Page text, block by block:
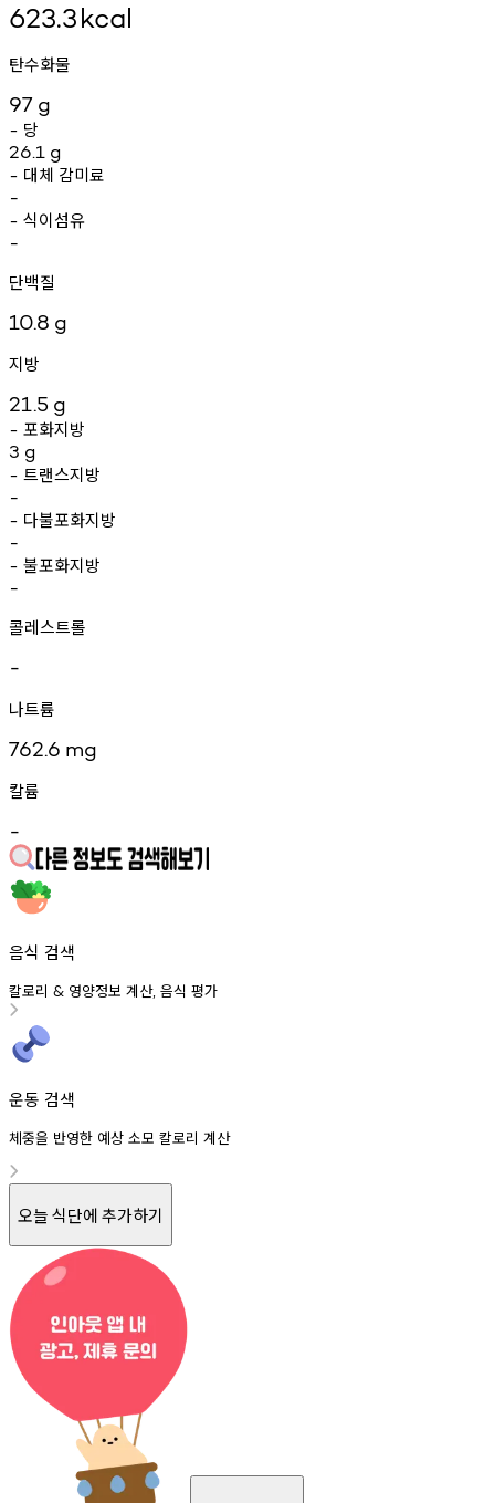
623.3kcal
탄수화물
97 g
- 당
26.1 g
- 대체 감미료
-
- 식이섬유
-
단백질
10.8 g
지방
21.5 g
- 포화지방
3 g
- 트랜스지방
-
- 다불포화지방
-
- 불포화지방
-
콜레스트롤
-
나트륨
762.6 mg
칼륨
-
음식 검색
칼로리 & 영양정보 계산, 음식 평가
운동 검색
체중을 반영한 예상 소모 칼로리 계산
오늘 식단에 추가하기